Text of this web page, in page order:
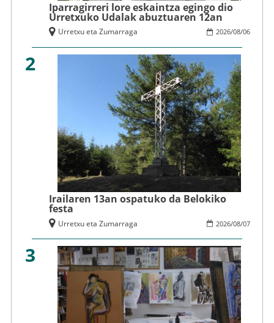
Iparragirreri lore eskaintza egingo dio
Urretxuko Udalak abuztuaren 12an
2026/08/06
Urretxu eta Zumarraga
2
Irailaren 13an ospatuko da Belokiko
festa
2026/08/07
Urretxu eta Zumarraga
3